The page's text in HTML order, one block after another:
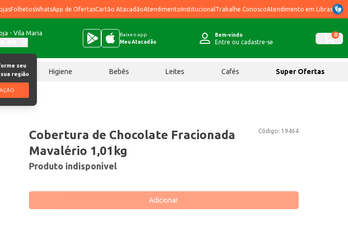
FolhetosWhatsApp de OfertasCartão AtacadãoAtendimentoInstitucional Trabalhe ConoscoAtendimento em Libras
- Vila Maria
seu
região
Baixe o app
Meu Atacadão
Bem-vindo
Entre ou cadastre-se
0
Higiene Bebês Leites Cafés Super Ofertas
1,01kg
Código: 19464
Cobertura de Chocolate Fracionada
Mavalério 1,01kg
Produto indisponível
Adicionar